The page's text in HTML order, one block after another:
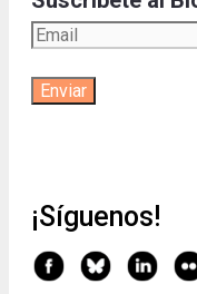
¡Síguenos!